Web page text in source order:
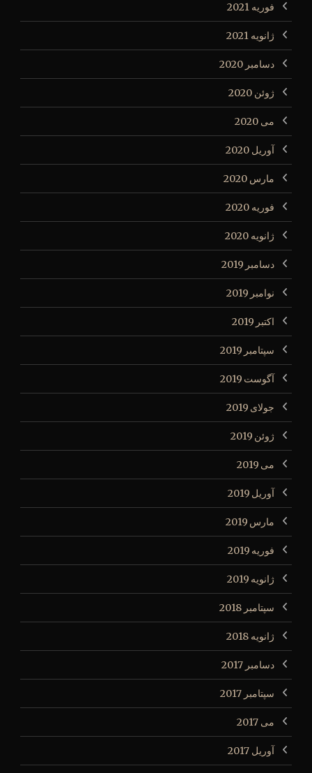
فوریه 2021
ژانویه 2021
دسامبر 2020
ژوئن 2020
می 2020
آوریل 2020
مارس 2020
فوریه 2020
ژانویه 2020
دسامبر 2019
نوامبر 2019
اکتبر 2019
سپتامبر 2019
آگوست 2019
جولای 2019
ژوئن 2019
می 2019
آوریل 2019
مارس 2019
فوریه 2019
ژانویه 2019
سپتامبر 2018
ژانویه 2018
دسامبر 2017
سپتامبر 2017
می 2017
آوریل 2017